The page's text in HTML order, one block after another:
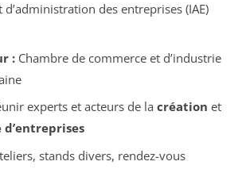
des entreprises (IAE)
:Chambre de commerce et d’industrie
experts et acteurs de la création et
d’entreprises
stands divers, rendez-vous